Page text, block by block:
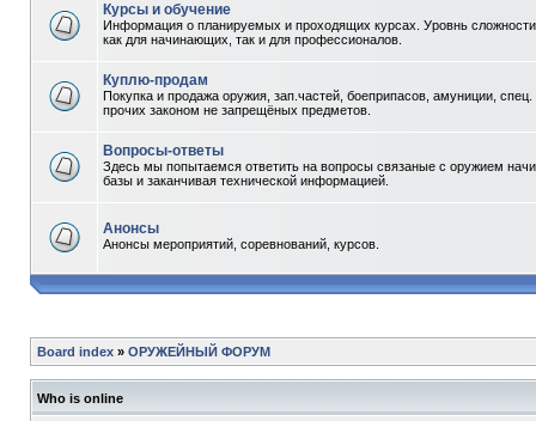
Курсы и обучение
Информация о планируемых и проходящих курсах. Уровнь
как для начинающих, так и для профессионалов.
Куплю-продам
Покупка и продажа оружия, зап.частей, боеприпасов, амуниции, спец.
прочих законом не запрещёных предметов.
Вопросы-ответы
Здесь мы попытаемся ответить на вопросы связаные с оружием
базы и заканчивая технической информацией.
Анонсы
Анонсы мероприятий, соревнований, курсов.
Board index » ОРУЖЕЙНЫЙ ФОРУМ
Who is online